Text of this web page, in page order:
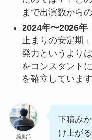
まで出演数からの
2024年〜2026年
止まりの安定期
発力というより
をコンスタント
を確立しています
編集部
下積み
け上が